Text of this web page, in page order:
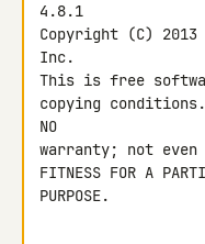
4.8.1
Copyright (C) 2013
Inc.
This is free
copying
NO
warranty; not even
FITNESS FOR A
PURPOSE.